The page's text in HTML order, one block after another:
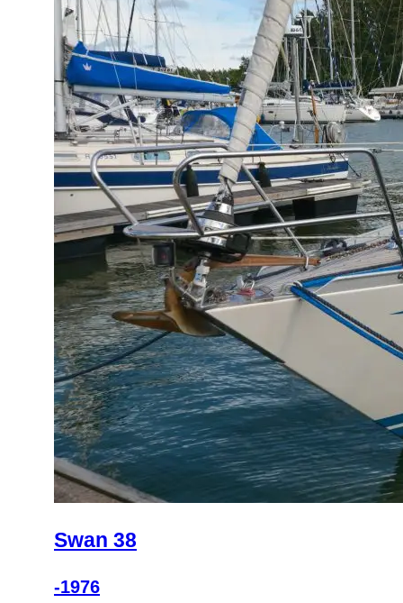
Swan 38
-1976